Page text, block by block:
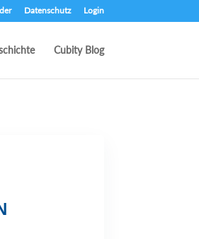
Datenschutz Login
Cubity Blog